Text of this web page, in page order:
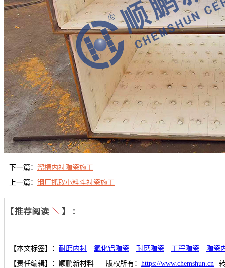
下一篇： 溜槽内衬陶瓷施工
上一篇： 钢厂抓取小料斗衬瓷施工
【本文标签】： 耐磨内衬 氧化铝陶瓷 耐磨陶瓷 工程陶瓷
陶瓷
【责任编辑】： 顺鹏新材料 版权所有： https://www.chemshun.cn